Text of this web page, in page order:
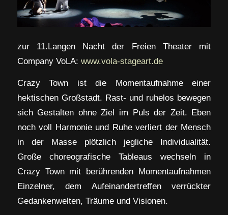
zur 11.Langen Nacht der Freien Theater mit
Company VoLA: www.vola-stageart.de
Crazy Town ist die Momentaufnahme einer
hektischen Großstadt. Rast- und ruhelos bewegen
sich Gestalten ohne Ziel im Puls der Zeit. Eben
noch voll Harmonie und Ruhe verliert der Mensch
in der Masse plötzlich jegliche Individualität.
Große choreografische Tableaus wechseln in
Crazy Town mit berührenden Momentaufnahmen
Einzelner, dem Aufeinandertreffen verrückter
Gedankenwelten, Träume und Visionen.